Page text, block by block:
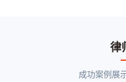
律
成功案例展